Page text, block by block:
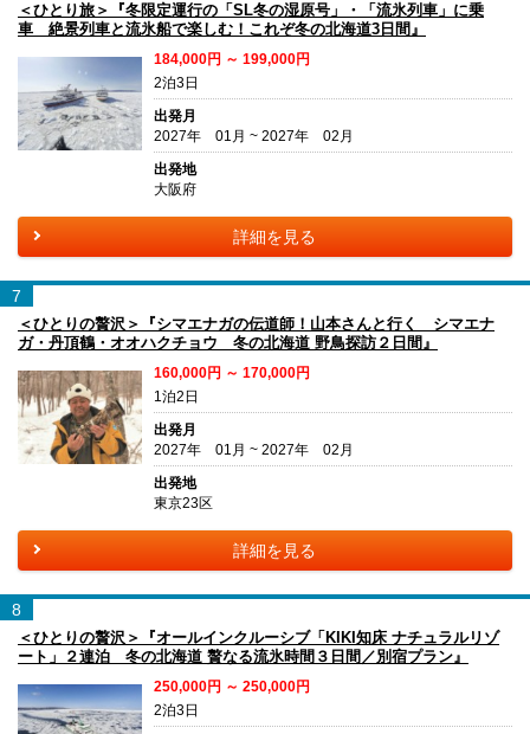
＜ひとり旅＞『冬限定運行の「SL冬の湿原号」・「流氷列車」に乗
車 絶景列車と流氷船で楽しむ！これぞ冬の北海道3日間』
184,000円 ～ 199,000円
2泊3日
出発月
2027年 01月 ~ 2027年 02月
出発地
大阪府
詳細を見る
7
＜ひとりの贅沢＞『シマエナガの伝道師！山本さんと行く シマエナ
ガ・丹頂鶴・オオハクチョウ 冬の北海道 野鳥探訪２日間』
160,000円 ～ 170,000円
1泊2日
出発月
2027年 01月 ~ 2027年 02月
出発地
東京23区
詳細を見る
8
＜ひとりの贅沢＞『オールインクルーシブ「KIKI知床 ナチュラルリゾ
ート」２連泊 冬の北海道 贅なる流氷時間３日間／別宿プラン』
250,000円 ～ 250,000円
2泊3日